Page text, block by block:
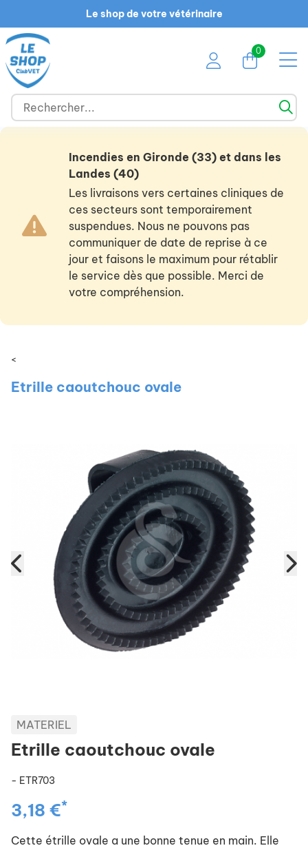
Le shop de votre vétérinaire
0
Incendies en Gironde (33) et dans les
Landes (40)
Les livraisons vers certaines cliniques de
ces secteurs sont temporairement
suspendues. Nous ne pouvons pas
communiquer de date de reprise à ce
jour et faisons le maximum pour rétablir
le service dès que possible. Merci de
votre compréhension.
<
Etrille caoutchouc ovale
MATERIEL
Etrille caoutchouc ovale
- ETR703
3,18 €*
Cette étrille ovale a une bonne tenue en main. Elle